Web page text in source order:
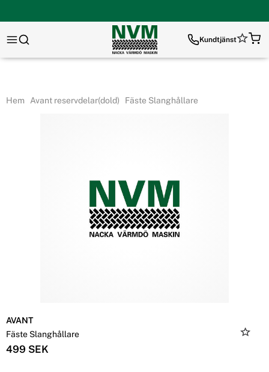
Kundtjänst
Hem Avant reservdelar(dold) Fäste Slanghållare
AVANT
Fäste Slanghållare
499 SEK